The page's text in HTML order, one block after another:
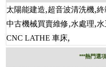
太陽能建造,超音波清洗機,終
中古機械買賣維修,水處理,
CNC LATHE 車床,
***熱門選